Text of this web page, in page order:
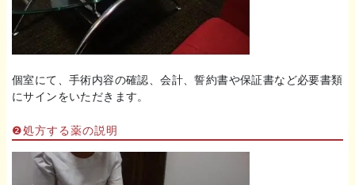
個室にて、手術内容の確認、会計、誓約書や保証書など必要書類
にサインをいただきます。
❷処方する薬の説明